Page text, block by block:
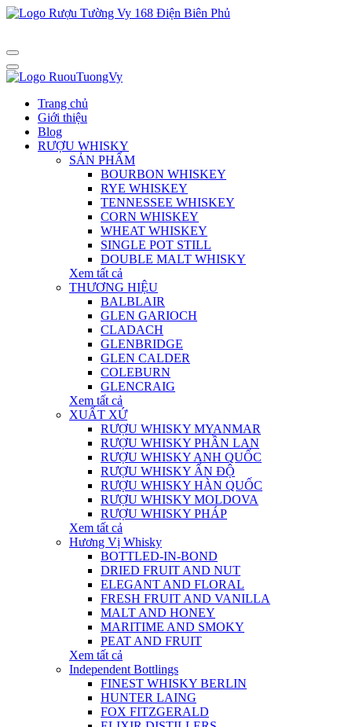
Trang chủ
Giới thiệu
Blog
RƯỢU WHISKY
SẢN PHẨM
BOURBON WHISKEY
RYE WHISKEY
TENNESSEE WHISKEY
CORN WHISKEY
WHEAT WHISKEY
SINGLE POT STILL
DOUBLE MALT WHISKY
Xem tất cả
THƯƠNG HIỆU
BALBLAIR
GLEN GARIOCH
CLADACH
GLENBRIDGE
GLEN CALDER
COLEBURN
GLENCRAIG
Xem tất cả
XUẤT XỨ
RƯỢU WHISKY MYANMAR
RƯỢU WHISKY PHẦN LAN
RƯỢU WHISKY ANH QUỐC
RƯỢU WHISKY ẤN ĐỘ
RƯỢU WHISKY HÀN QUỐC
RƯỢU WHISKY MOLDOVA
RƯỢU WHISKY PHÁP
Xem tất cả
Hương Vị Whisky
BOTTLED-IN-BOND
DRIED FRUIT AND NUT
ELEGANT AND FLORAL
FRESH FRUIT AND VANILLA
MALT AND HONEY
MARITIME AND SMOKY
PEAT AND FRUIT
Xem tất cả
Independent Bottlings
FINEST WHISKY BERLIN
HUNTER LAING
FOX FITZGERALD